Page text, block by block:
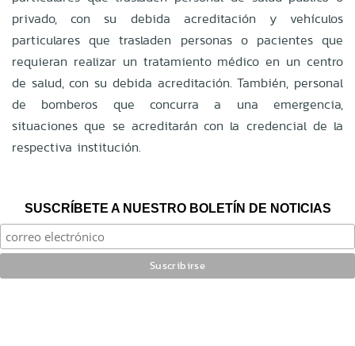
privado, con su debida acreditación y vehículos
particulares que trasladen personas o pacientes que
requieran realizar un tratamiento médico en un centro
de salud, con su debida acreditación. También, personal
de bomberos que concurra a una emergencia,
situaciones que se acreditarán con la credencial de la
respectiva institución.
SUSCRÍBETE A NUESTRO BOLETÍN DE NOTICIAS